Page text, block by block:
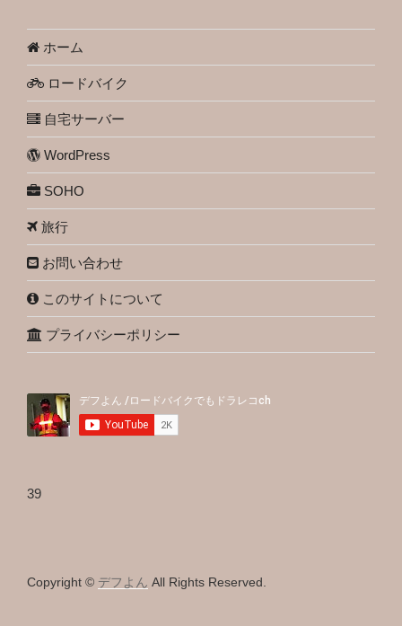
ホーム
ロードバイク
自宅サーバー
WordPress
SOHO
旅行
お問い合わせ
このサイトについて
プライバシーポリシー
39
Copyright © デフよん All Rights Reserved.